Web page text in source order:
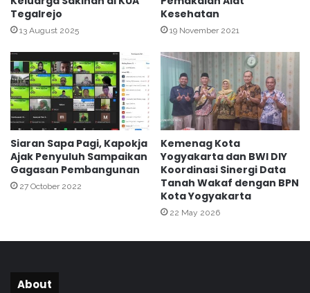
a
h
i
d
h
W
a
b
i
n
L
a
Tegalrejo
13 August 2025
Kesehatan
19 November 2021
Siaran Sapa Pagi, Kapokja
Ajak Penyuluh Sampaikan
Gagasan Pembangunan
27 October 2022
Kemenag Kota
Yogyakarta dan BWI DIY
Koordinasi Sinergi Data
Tanah Wakaf dengan BPN
Kota Yogyakarta
22 May 2026
About